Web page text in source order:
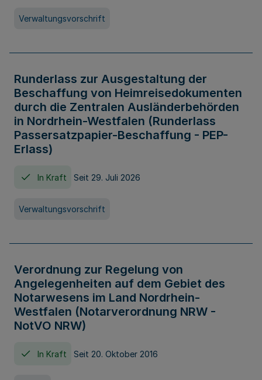
Verwaltungsvorschrift
Runderlass zur Ausgestaltung der
Beschaffung von Heimreisedokumenten
durch die Zentralen Ausländerbehörden
in Nordrhein-Westfalen (Runderlass
Passersatzpapier-Beschaffung - PEP-
Erlass)
In Kraft Seit 29. Juli 2026
Verwaltungsvorschrift
Verordnung zur Regelung von
Angelegenheiten auf dem Gebiet des
Notarwesens im Land Nordrhein-
Westfalen (Notarverordnung NRW -
NotVO NRW)
In Kraft Seit 20. Oktober 2016